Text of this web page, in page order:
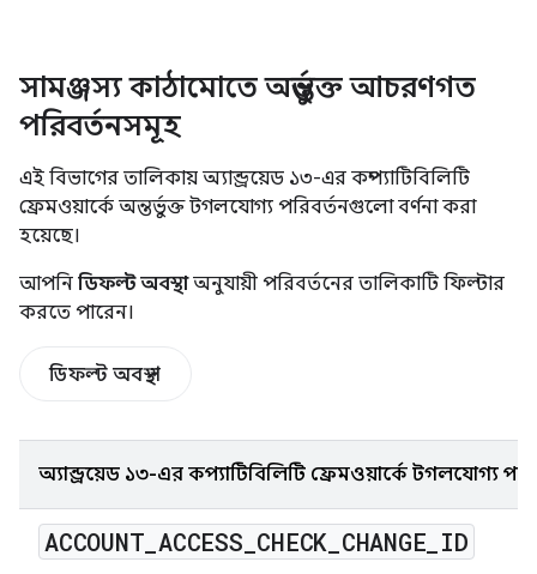
সামঞ্জস্য কাঠামোতে অন্তর্ভুক্ত আচরণগত
পরিবর্তনসমূহ
এই বিভাগের তালিকায় অ্যান্ড্রয়েড ১৩-এর কম্প্যাটিবিলিটি
ফ্রেমওয়ার্কে অন্তর্ভুক্ত টগলযোগ্য পরিবর্তনগুলো বর্ণনা করা
হয়েছে।
আপনি ডিফল্ট অবস্থাঅনুযায়ী পরিবর্তনের তালিকাটি ফিল্টার
করতে পারেন।
ডিফল্ট অবস্থা
অ্যান্ড্রয়েড ১৩-এর কম্প্যাটিবিলিটি ফ্রেমওয়ার্কে টগলযোগ্য
ACCOUNT ACCESS CHECK CHANGE ID